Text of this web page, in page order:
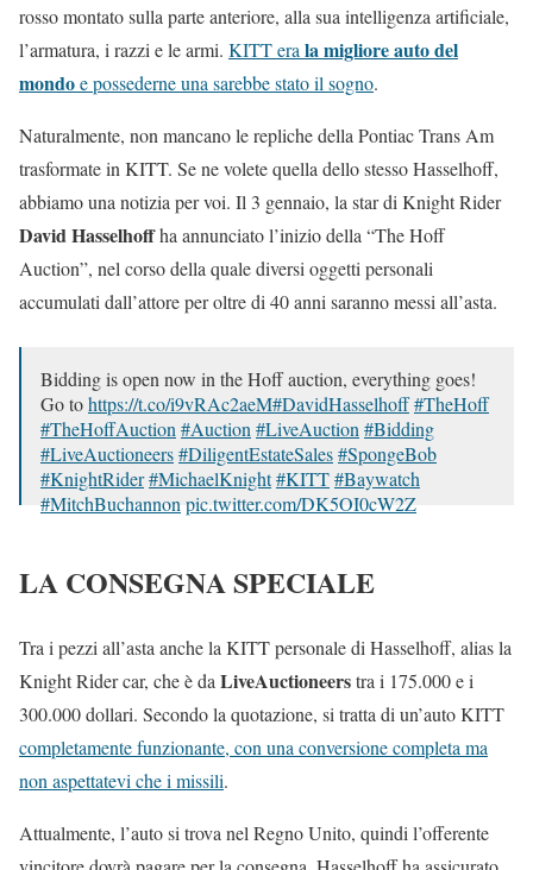
rosso montato sulla parte anteriore, alla sua intelligenza artificiale,
l’armatura, i razzi e le armi. KITT erala migliore auto del
mondoe possederne una sarebbe stato il sogno.
Naturalmente, non mancano le repliche della Pontiac Trans Am
trasformate in KITT. Se ne volete quella dello stesso Hasselhoff,
abbiamo una notizia per voi. Il 3 gennaio, la star di Knight Rider
David Hasselhoffha annunciato l’inizio della “The Hoff
Auction”, nel corso della quale diversi oggetti personali
accumulati dall’attore per oltre di 40 anni saranno messi all’asta.
Bidding is open now in the Hoff auction, everything goes!
Go tohttps://t.co/i9vRAc2aeM#DavidHasselhoff#TheHoff
#TheHoffAuction#Auction#LiveAuction#Bidding
#LiveAuctioneers#DiligentEstateSales#SpongeBob
#KnightRider#MichaelKnight#KITT#Baywatch
#MitchBuchannonpic.twitter.com/DK5OI0cW2Z
LA CONSEGNA SPECIALE
Tra i pezzi all’asta anche la KITT personale di Hasselhoff, alias la
Knight Rider car, che è da LiveAuctioneerstra i 175.000 e i
300.000 dollari. Secondo la quotazione, si tratta di un’auto KITT
completamente funzionante, con una conversione completa ma
non aspettatevi che i missili.
Attualmente, l’auto si trova nel Regno Unito, quindi l’offerente